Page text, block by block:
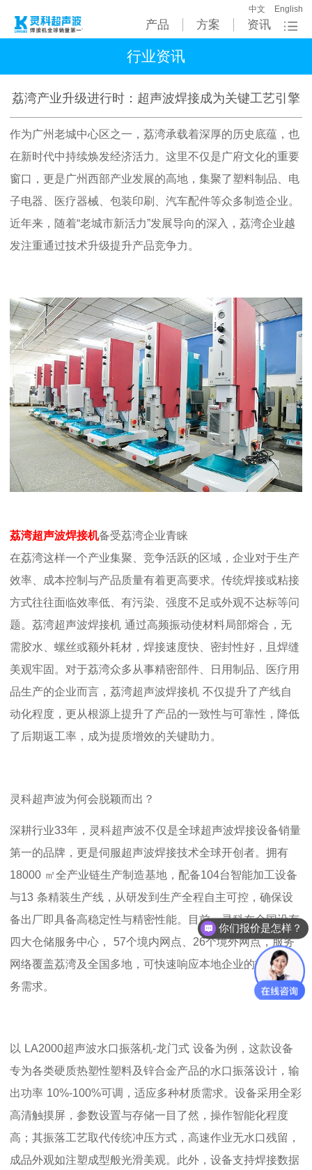
产品 方案 资讯
中文 English
行业资讯
荔湾产业升级进行时：超声波焊接成为关键工艺引擎
作为广州老城中心区之一，荔湾承载着深厚的历史底蕴，也
在新时代中持续焕发经济活力。这里不仅是广府文化的重要
窗口，更是广州西部产业发展的高地，集聚了塑料制品、电
子电器、医疗器械、包装印刷、汽车配件等众多制造企业。
近年来，随着“老城市新活力”发展导向的深入，荔湾企业越
发注重通过技术升级提升产品竞争力。
荔湾超声波焊接机备受荔湾企业青睐
在荔湾这样一个产业集聚、竞争活跃的区域，企业对于生产
效率、成本控制与产品质量有着更高要求。传统焊接或粘接
方式往往面临效率低、有污染、强度不足或外观不达标等问
题。 荔湾超声波焊接机 通过高频振动使材料局部熔合，无
需胶水、螺丝或额外耗材，焊接速度快、密封性好，且焊缝
美观牢固。对于荔湾众多从事精密部件、日用制品、医疗用
品生产的企业而言， 荔湾超声波焊接机 不仅提升了产线自
动化程度，更从根源上提升了产品的一致性与可靠性，降低
了后期返工率，成为提质增效的关键助力。
灵科超声波为何会脱颖而出？
深耕行业33年，灵科超声波不仅是全球超声波焊接设备销量
第一的品牌，更是伺服超声波焊接技术全球开创者。拥有
18000 ㎡全产业链生产制造基地，配备104台智能加工设备
与13 条精装生产线，从研发到生产全程自主可控，确保设
备出厂即具备高稳定性与精密性能。目前，灵科在全国设有
四大仓储服务中心，
57个境内网点、 26个境外网点，服务
网络覆盖荔湾及全国多地，可快速响应本地企业的技术与服
务需求。
以 LA2000超声波水口振落机-龙门式 设备为例，这款设备
专为各类硬质热塑性塑料及锌合金产品的水口振落设计，输
出功率 10%-100%可调，适应多种材质需求。设备采用全彩
高清触摸屏，参数设置与存储一目了然，操作智能化程度
高；其振落工艺取代传统冲压方式，高速作业无水口残留，
成品外观如注塑成型般光滑美观。此外，设备支持焊接数据
你们报价是怎样？